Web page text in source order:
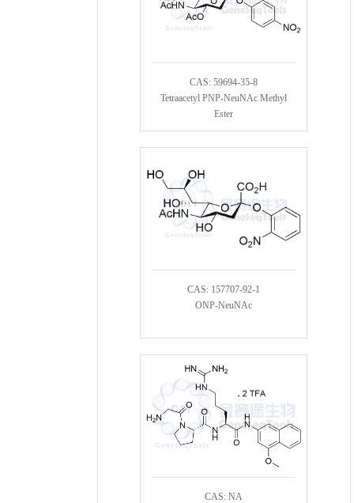
CAS: 59694-35-8
Tetraacetyl PNP-NeuNAc Methyl
Ester
CAS: 157707-92-1
ONP-NeuNAc
CAS: NA